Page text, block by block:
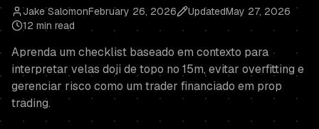
Jake SalomonFebruary 26, 2026 UpdatedMay 27, 2026
12 min read
Aprenda um checklist baseado em contexto para
interpretar velas doji de topo no 15m, evitar overfitting e
gerenciar risco como um trader financiado em prop
trading.